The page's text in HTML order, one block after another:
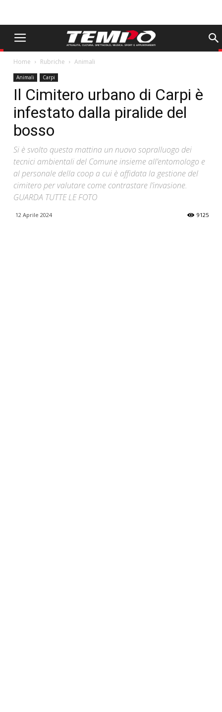
Home Rubriche Animali
Animali Carpi
Il Cimitero urbano di Carpi è
infestato dalla piralide del
bosso
Si è svolto questa mattina un nuovo sopralluogo dei
tecnici ambientali del Comune insieme all’entomologo e
al personale della coop a cui è affidata la gestione del
cimitero per valutare come contrastare l’invasione.
GUARDA TUTTE LE FOTO
12 Aprile 2024 9125